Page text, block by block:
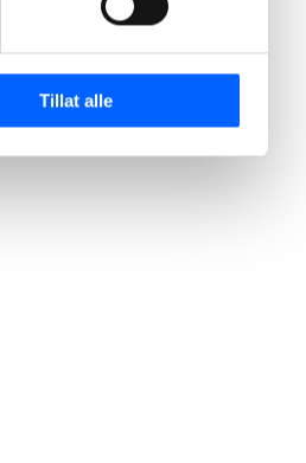
Tillat alle